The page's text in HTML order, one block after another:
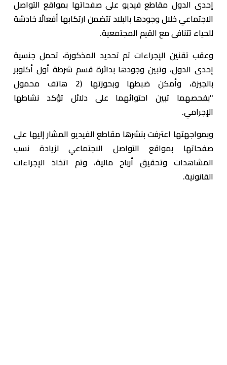
إحدى الدول مقاطع فيديو على صفحاتها بمواقع التواصل
الاجتماعي خلال وجودها بالبلاد تتضمن ارتكابها أفعالًا خادشة
للحياء تتنافى مع القيم المجتمعية.
وعقب تقنين الإجراءات تم تحديد المذكورة، تحمل جنسية
إحدى الدول، وتبين وجودها بدائرة قسم شرطة أول أكتوبر
بالجيزة، وأمكن ضبطها وبحوزتها (2 هاتف محمول
"بفحصهما تبين احتوائهما على دلائل تؤكد نشاطها
الإجرامي.
وبمواجهتها اعترفت بنشرها مقاطع الفيديو المشار إليها على
صفحاتها بمواقع التواصل الاجتماعي لزيادة نسب
المشاهدات وتحقيق أرباح مالية، وتم اتخاذ الإجراءات
القانونية.